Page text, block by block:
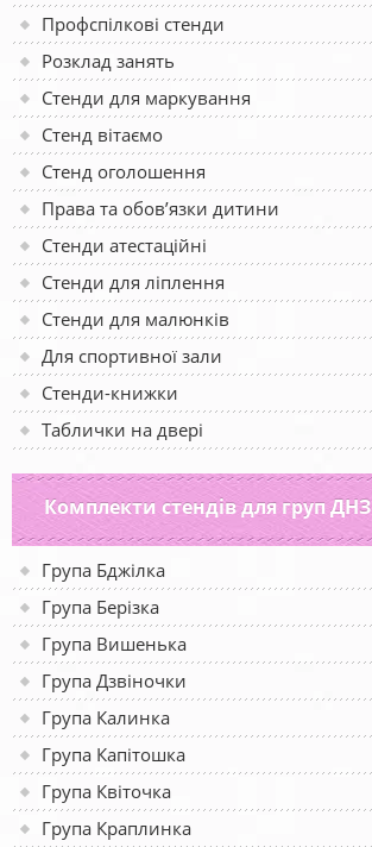
Профспілкові стенди
Розклад занять
Стенди для маркування
Стенд вітаємо
Стенд оголошення
Права та обов’язки дитини
Стенди атестаційні
Стенди для ліплення
Стенди для малюнків
Для спортивної зали
Стенди-книжки
Таблички на двері
Комплекти стендів для груп ДНЗ
Група Бджілка
Група Берізка
Група Вишенька
Група Дзвіночки
Група Калинка
Група Капітошка
Група Квіточка
Група Краплинка